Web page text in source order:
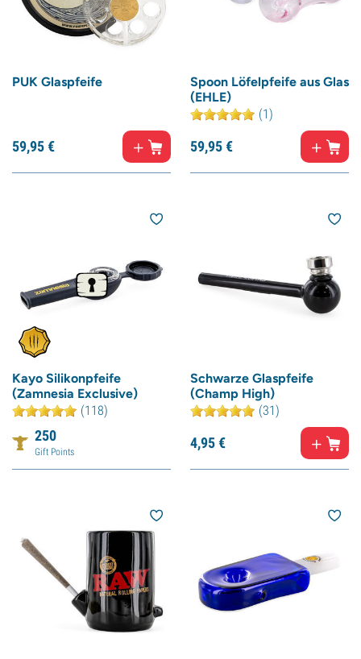
PUK Glaspfeife
59,95€
Spoon Löfelpfeife aus Glas
(EHLE)
(1)
59,95€
Kayo Silikonpfeife
(Zamnesia Exclusive)
(118)
250
Gift Points
Schwarze Glaspfeife
(Champ High)
(31)
4,95€